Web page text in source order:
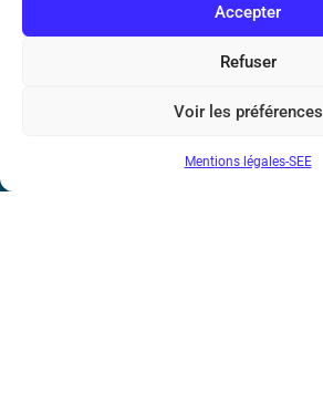
Accepter
Refuser
Voir les préférences
Mentions légales-SEE
17 rue de l’Amiral Hamelin75116 Paris